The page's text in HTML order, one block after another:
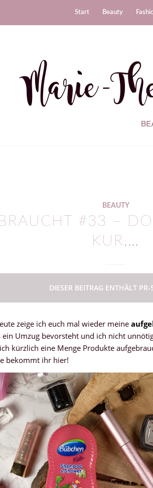
Start Beauty
BEAUTY
#33 –
KUR,…
DIESER BEITRAG ENTHÄLT PR-
zeige ich euch mal wieder meine
ein Umzug bevorsteht und ich nicht
kürzlich eine Menge Produkte
bekommt ihr hier!